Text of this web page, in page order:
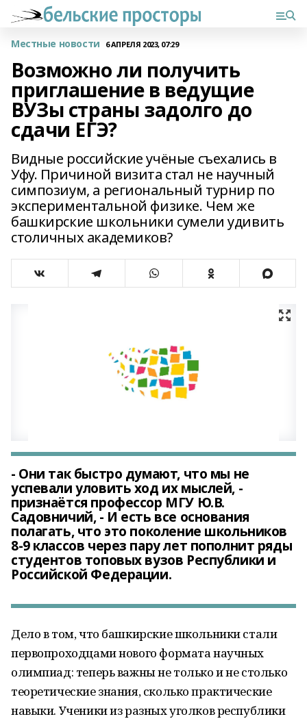
Местные новости 6 АПРЕЛЯ 2023, 07:29
Возможно ли получить
приглашение в ведущие
ВУЗы страны задолго до
сдачи ЕГЭ?
Видные российские учёные съехались в
Уфу. Причиной визита стал не научный
симпозиум, а региональный турнир по
экспериментальной физике. Чем же
башкирские школьники сумели удивить
столичных академиков?
- Они так быстро думают, что мы не
успевали уловить ход их мыслей, -
признаётся профессор МГУ Ю.В.
Садовничий, - И есть все основания
полагать, что это поколение школьников
8-9 классов через пару лет пополнит ряды
студентов топовых вузов Республики и
Российской Федерации.
Дело в том, что башкирские школьники стали
первопроходцами нового формата научных
олимпиад: теперь важны не только и не столько
теоретические знания, сколько практические
навыки. Ученики из разных уголков республики